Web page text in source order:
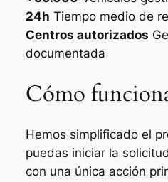
24h Tiempo medio de
Centros autorizados
documentada
Cómo
Hemos simplificado el
puedas iniciar la
con una única acción